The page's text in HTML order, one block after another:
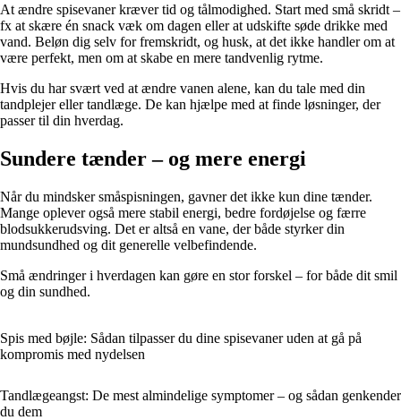
At ændre spisevaner kræver tid og tålmodighed. Start med små skridt –
fx at skære én snack væk om dagen eller at udskifte søde drikke med
vand. Beløn dig selv for fremskridt, og husk, at det ikke handler om at
være perfekt, men om at skabe en mere tandvenlig rytme.
Hvis du har svært ved at ændre vanen alene, kan du tale med din
tandplejer eller tandlæge. De kan hjælpe med at finde løsninger, der
passer til din hverdag.
Sundere tænder – og mere energi
Når du mindsker småspisningen, gavner det ikke kun dine tænder.
Mange oplever også mere stabil energi, bedre fordøjelse og færre
blodsukkerudsving. Det er altså en vane, der både styrker din
mundsundhed og dit generelle velbefindende.
Små ændringer i hverdagen kan gøre en stor forskel – for både dit smil
og din sundhed.
Spis med bøjle: Sådan tilpasser du dine spisevaner uden at gå på
kompromis med nydelsen
Tandlægeangst: De mest almindelige symptomer – og sådan genkender
du dem